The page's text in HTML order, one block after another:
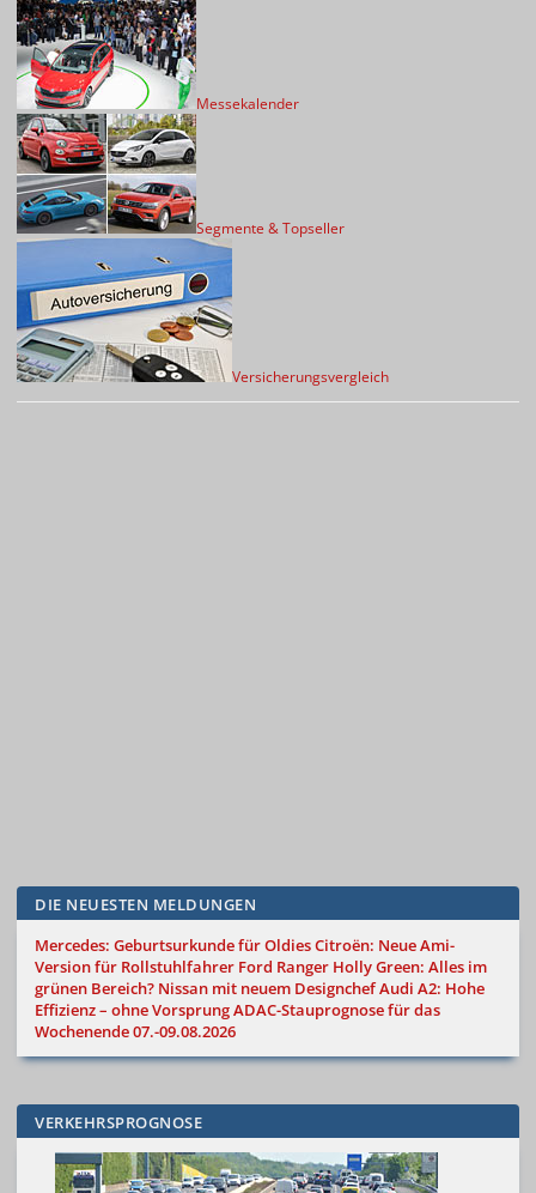
Messekalender
Segmente & Topseller
Versicherungsvergleich
DIE NEUESTEN MELDUNGEN
Mercedes: Geburtsurkunde für OldiesCitroën: Neue Ami-
Version für Rollstuhlfahrer Ford Ranger Holly Green: Alles im
grünen Bereich? Nissan mit neuem DesignchefAudi A2: Hohe
Effizienz – ohne VorsprungADAC-Stauprognose für das
Wochenende 07.-09.08.2026
VERKEHRSPROGNOSE